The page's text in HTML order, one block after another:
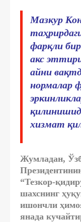
Мазкур
фарқли
акс
айни
нормалар
хизмат
Жумладан,
“Тезкор-
шахснинг
ишончли
янада